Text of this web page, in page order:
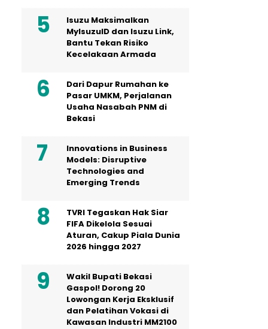
Isuzu Maksimalkan
MyIsuzuID dan Isuzu Link,
Bantu Tekan Risiko
Kecelakaan Armada
Dari Dapur Rumahan ke
Pasar UMKM, Perjalanan
Usaha Nasabah PNM di
Bekasi
Innovations in Business
Models: Disruptive
Technologies and
Emerging Trends
TVRI Tegaskan Hak Siar
FIFA Dikelola Sesuai
Aturan, Cakup Piala Dunia
2026 hingga 2027
Wakil Bupati Bekasi
Gaspol! Dorong 20
Lowongan Kerja Eksklusif
dan Pelatihan Vokasi di
Kawasan Industri MM2100